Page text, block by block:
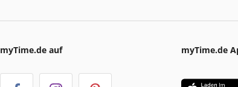
myTime.de auf myTime.de